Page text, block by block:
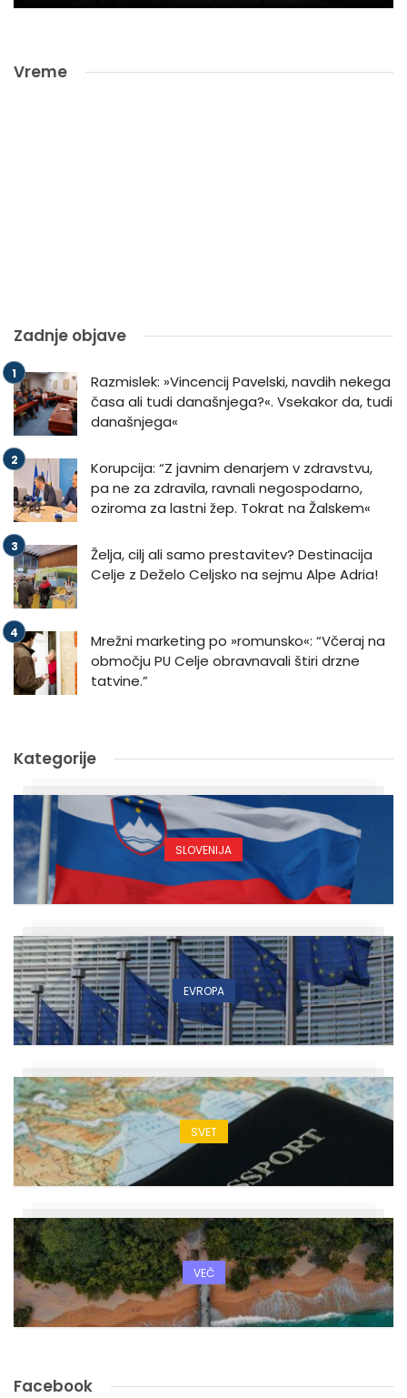
Vreme
Zadnje objave
Razmislek: »Vincencij Pavelski, navdih nekega
časa ali tudi današnjega?«. Vsekakor da, tudi
današnjega«
Korupcija: “Z javnim denarjem v zdravstvu,
pa ne za zdravila, ravnali negospodarno,
oziroma za lastni žep. Tokrat na Žalskem«
Želja, cilj ali samo prestavitev? Destinacija
Celje z Deželo Celjsko na sejmu Alpe Adria!
Mrežni marketing po »romunsko«: “Včeraj na
območju PU Celje obravnavali štiri drzne
tatvine.”
Kategorije
SLOVENIJA
EVROPA
SVET
VEČ
Facebook